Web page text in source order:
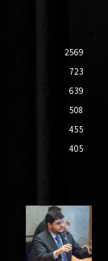
2569
723
639
508
455
405